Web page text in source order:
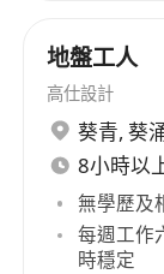
地盤工人
高仕設計
葵青, 葵
8小時以
無學歷及
每週工作
時穩定